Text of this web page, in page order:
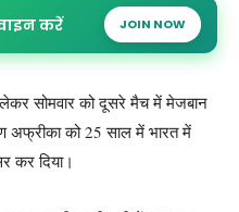
करें JOIN NOW
सोमवार को दूसरे मैच में मेजबान
अफ्रीका को 25 साल में भारत में
कर दिया।